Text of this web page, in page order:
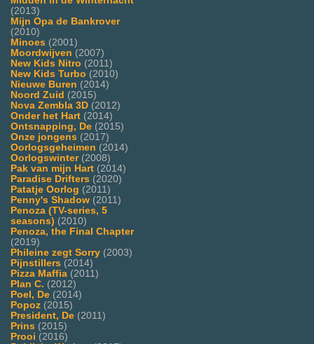
(2013)
Mijn Opa de Bankrover
(2010)
Minoes (2001)
Moordwijven (2007)
New Kids Nitro (2011)
New Kids Turbo (2010)
Nieuwe Buren (2014)
Noord Zuid (2015)
Nova Zembla 3D (2012)
Onder het Hart (2014)
Ontsnapping, De (2015)
Onze jongens (2017)
Oorlogsgeheimen (2014)
Oorlogswinter(2008)
Pak van mijn Hart (2014)
Paradise Drifters (2020)
Patatje Oorlog (2011)
Penny's Shadow (2011)
Penoza (TV-series, 5
seasons) (2010)
Penoza, the Final Chapter
(2019)
Phileine zegt Sorry (2003)
Pijnstillers (2014)
Pizza Maffia (2011)
Plan C. (2012)
Poel, De (2014)
Popoz (2015)
President, De (2011)
Prins (2015)
Prooi (2016)